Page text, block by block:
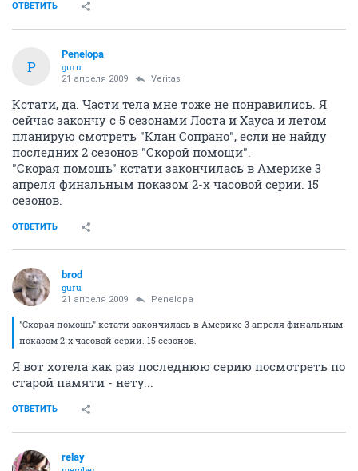
ОТВЕТИТЬ
P
Penelopa
guru
21 апреля 2009 Veritas
Кстати, да. Части тела мне тоже не понравились. Я
сейчас закончу с 5 сезонами Лоста и Хауса и летом
планирую смотреть "Клан Сопрано", если не найду
последних 2 сезонов "Скорой помощи".
"Скорая помошь" кстати закончилась в Америке 3
апреля финальным показом 2-х часовой серии. 15
сезонов.
ОТВЕТИТЬ
brod
guru
21 апреля 2009 Penelopa
"Скорая помошь" кстати закончилась в Америке 3 апреля финальным
показом 2-х часовой серии. 15 сезонов.
Я вот хотела как раз последнюю серию посмотреть по
старой памяти - нету...
ОТВЕТИТЬ
relay